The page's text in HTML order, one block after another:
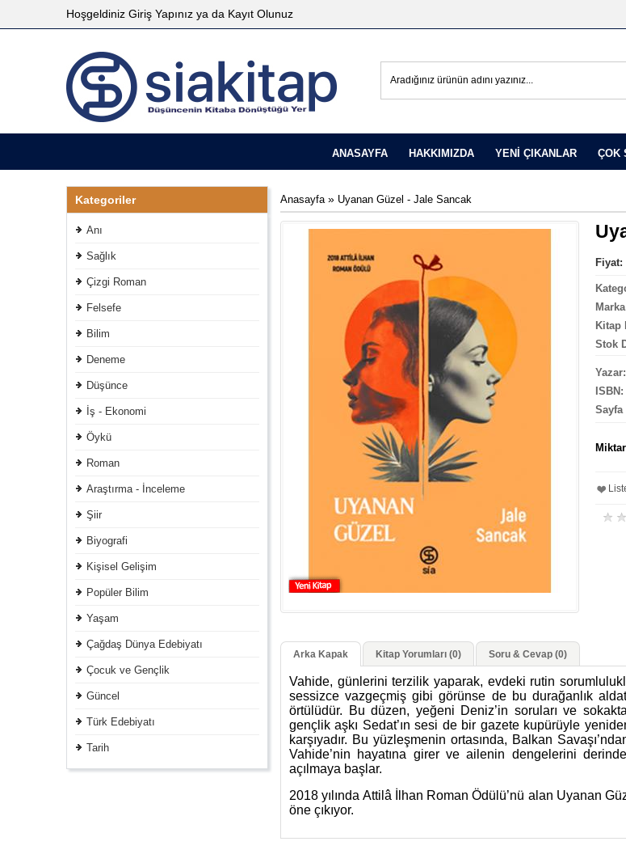
Hoşgeldiniz Giriş Yapınız ya da Kayıt Olunuz
ANASAYFA HAKKIMIZDA YENİ ÇIKANLAR ÇOK
Kategoriler
Anı
Sağlık
Çizgi Roman
Felsefe
Bilim
Deneme
Düşünce
İş - Ekonomi
Öykü
Roman
Araştırma - İnceleme
Şiir
Biyografi
Kişisel Gelişim
Popüler Bilim
Yaşam
Çağdaş Dünya Edebiyatı
Çocuk ve Gençlik
Güncel
Türk Edebiyatı
Tarih
Anasayfa » Uyanan Güzel - Jale Sancak
Fiyat:
Kitap
Stok
Yazar:
ISBN:
Sayfa
Arka Kapak Kitap Yorumları (0) Soru & Cevap (0)
Vahide, günlerini terzilik yaparak, evdeki rutin
sessizce vazgeçmiş gibi görünse de bu durağanlık
örtülüdür. Bu düzen, yeğeni Deniz’in soruları ve
gençlik aşkı Sedat’ın sesi de bir gazete kupürüyle
karşıyadır. Bu yüzleşmenin ortasında, Balkan
Vahide’nin hayatına girer ve ailenin dengelerini
açılmaya başlar.
2018 yılında Attilâ İlhan Roman Ödülü’nü alan Uyanan
öne çıkıyor.